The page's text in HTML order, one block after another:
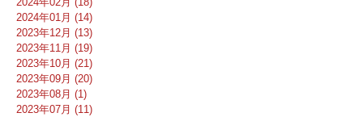
2024年01月 (14)
2023年12月 (13)
2023年11月 (19)
2023年10月 (21)
2023年09月 (20)
2023年08月 (1)
2023年07月 (11)